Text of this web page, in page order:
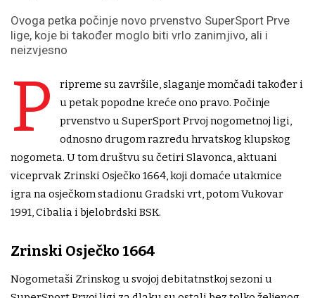
Ovoga petka počinje novo prvenstvo SuperSport Prve
lige, koje bi također moglo biti vrlo zanimjivo, ali i
neizvjesno
P
ripreme su završile, slaganje momčadi također i
u petak popodne kreće ono pravo. Počinje
prvenstvo u SuperSport Prvoj nogometnoj ligi,
odnosno drugom razredu hrvatskog klupskog
nogometa. U tom društvu su četiri Slavonca, aktuani
viceprvak Zrinski Osječko 1664, koji domaće utakmice
igra na osječkom stadionu Gradski vrt, potom Vukovar
1991, Cibalia i bjelobrdski BSK.
Zrinski Osječko 1664
Nogometaši Zrinskog u svojoj debitatnstkoj sezoni u